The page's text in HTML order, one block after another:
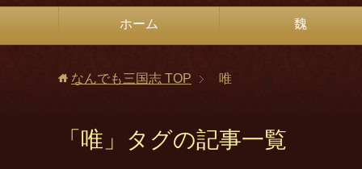
ホーム 魏
なんでも三国志 TOP 唯
「唯」タグの記事一覧